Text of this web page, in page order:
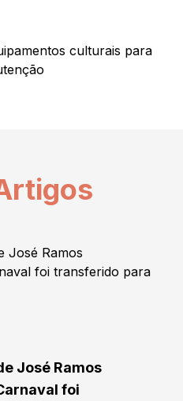
José Ramos
foi